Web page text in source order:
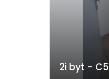
2i byt - C5